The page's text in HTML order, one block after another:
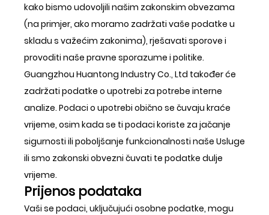
kako bismo udovoljili našim zakonskim obvezama
(na primjer, ako moramo zadržati vaše podatke u
skladu s važećim zakonima), rješavati sporove i
provoditi naše pravne sporazume i politike.
Guangzhou Huantong Industry Co., Ltd također će
zadržati podatke o upotrebi za potrebe interne
analize. Podaci o upotrebi obično se čuvaju kraće
vrijeme, osim kada se ti podaci koriste za jačanje
sigurnosti ili poboljšanje funkcionalnosti naše Usluge
ili smo zakonski obvezni čuvati te podatke dulje
vrijeme.
Prijenos podataka
Vaši se podaci, uključujući osobne podatke, mogu